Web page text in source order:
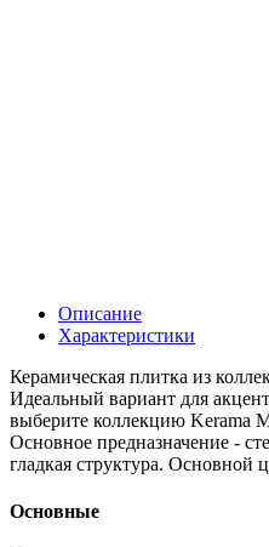
Описание
Характеристики
Керамическая плитка из
Идеальный вариант для
выберите коллекцию Kerama
Основное предназначение -
гладкая структура. Основной
Основные